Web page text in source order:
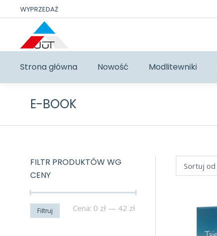
WYPRZEDAŻ
Strona główna Nowość Modlitewniki
E-BOOK
FILTR PRODUKTÓW WG
CENY
Cena
Cena
Filtruj Cena: 0 zł — 42 zł